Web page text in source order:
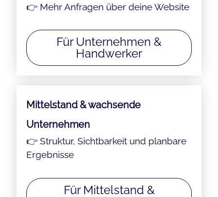
👉 Mehr Anfragen über deine Website
Für Unternehmen &
Handwerker
Mittelstand & wachsende
Unternehmen
👉 Struktur, Sichtbarkeit und planbare
Ergebnisse
Für Mittelstand &